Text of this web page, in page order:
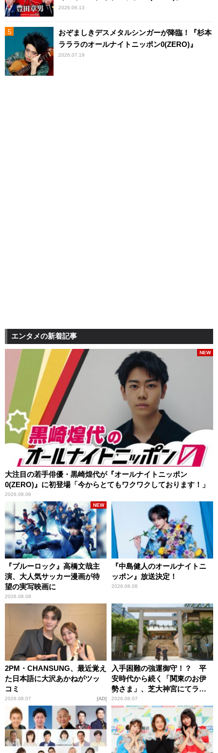
2026.06.13
おぞましきデスメタルシンガーが降臨！『杉本
ラララのオールナイトニッポン0(ZERO)』
2026.07.19
エンタメの新着記事
大注目の若手俳優・黒崎煌代が『オールナイトニッポン
0(ZERO)』に初登場「今からとてもワクワクしております！」
2026.08.08
NEW
『ブルーロック』高橋文哉主
演、大人気サッカー漫画が待
望の実写映画に
2026.08.08
NEW
『中島健人のオールナイトニ
ッポン』放送決定！
2026.08.08
2PM・CHANSUNG、最近覚え
た日本語に大沢あかねがツッ
コミ
2026.08.07 AD
入手困難の強運御守！？ 平
安時代から続く「関東のお伊
勢さま」、芝大神宮にてラン
パンプスが合格祈願！
2026.08.07